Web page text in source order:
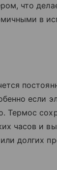
что
в
если
Термос
часов и
долгих